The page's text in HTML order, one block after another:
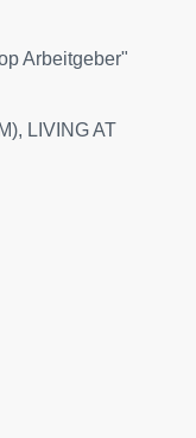
Arbeitgeber"
LIVING AT